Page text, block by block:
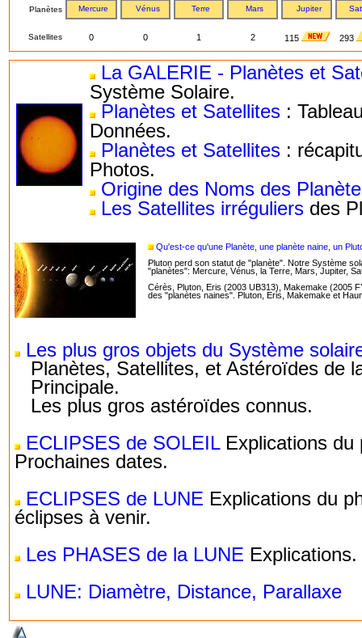
Planètes Mercure Vénus Terre Mars Jupiter
Satellites 0 0 1 2 115 293
La GALERIE - Planètes et
Système Solaire.
Planètes et Satellites :
Données.
Planètes et Satellites :
Photos.
Origine des Noms des
Les Satellites irréguliers des
Qu'est-ce qu'une Planète, une planète naine, un
Pluton perd son statut de "planète". Notre Système
"planètes": Mercure, Vénus, la Terre, Mars, Jupiter,
Cérès, Pluton, Eris (2003 UB313), Makemake (2005
des "planètes naines". Pluton, Eris, Makemake et
Les plus gros objets du Système
Planètes, Satellites, et Astéroïdes de
Principale.
Les plus gros astéroïdes connus.
ECLIPSES de SOLEILExplications du
Prochaines dates.
ECLIPSES de LUNE Explications du
éclipses à venir.
Les PHASES de la LUNE Explications.
LUNE: Diamètre, Distance, Parallaxe